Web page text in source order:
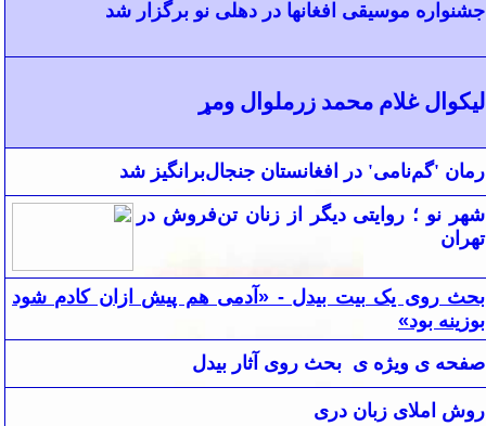
جشنواره موسیقی افغانها در دهلی نو برگزار شد
لیکوال غلام محمد زرملوال ومړ
رمان 'گم‌نامی' در افغانستان جنجال‌برانگیز شد
شهر نو ؛ روایتی دیگر از زنان تن‌فروش در
تهران
بحث روی یک بیت بیدل - «آدمی هم پیش ازان کادم شود
بوزینه بود»
صفحه ی ویژه ی بحث روی آثار بیدل
روش املای زبان دری